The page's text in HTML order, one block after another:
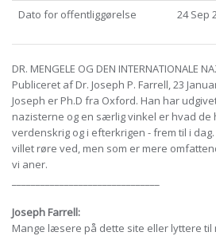
Dato for offentliggørelse 24 Sep
DR. MENGELE OG DEN INTERNATIONALE
Publiceret af Dr. Joseph P. Farrell, 23
Joseph er Ph.D fra Oxford. Han har
nazisterne og en særlig vinkel er hvad de
verdenskrig og i efterkrigen - frem til i
villet røre ved, men som er mere
vi aner.
Joseph Farrell:
Mange læsere på dette site eller lyttere